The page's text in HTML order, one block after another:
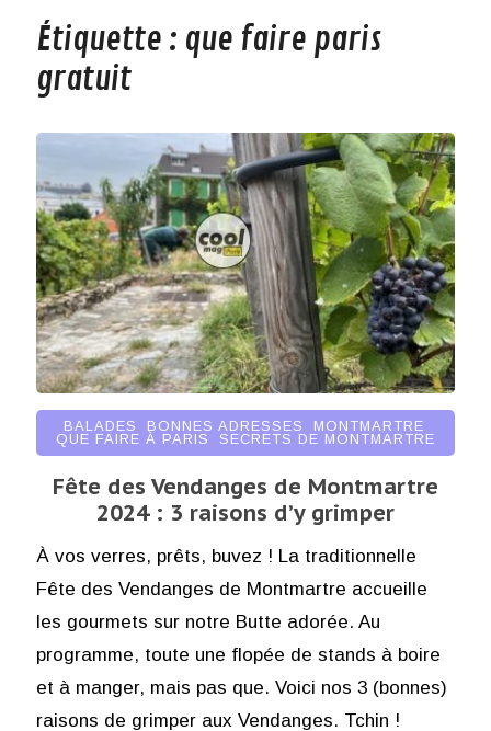
Étiquette : que faire paris
gratuit
BALADES BONNES ADRESSES MONTMARTRE
QUE FAIRE À PARIS
SECRETS DE MONTMARTRE
Fête des Vendanges de Montmartre
2024 : 3 raisons d’y grimper
À vos verres, prêts, buvez ! La traditionnelle
Fête des Vendanges de Montmartre accueille
les gourmets sur notre Butte adorée. Au
programme, toute une flopée de stands à boire
et à manger, mais pas que. Voici nos 3 (bonnes)
raisons de grimper aux Vendanges. Tchin !